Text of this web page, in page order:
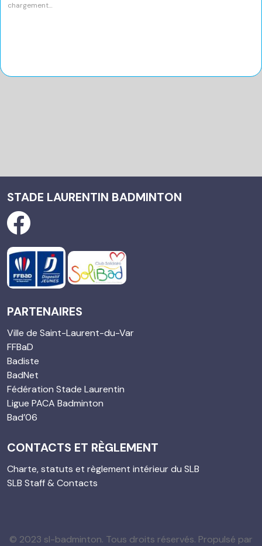
fenêtre)
chargement…
STADE LAURENTIN BADMINTON
PARTENAIRES
Ville de Saint-Laurent-du-Var
FFBaD
Badiste
BadNet
Fédération Stade Laurentin
Ligue PACA Badminton
Bad’06
CONTACTS ET RÈGLEMENT
Charte, statuts et règlement intérieur du SLB
SLB Staff & Contacts
© 2023 sl-badminton. Tous droits réservés. Propulsé par